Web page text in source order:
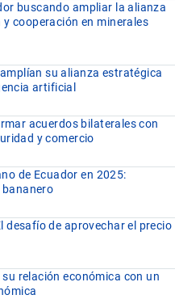
buscando ampliar la alianza
cooperación en minerales
su alianza estratégica
artificial
acuerdos bilaterales con
y comercio
de Ecuador en 2025:
bananero
desafío de aprovechar el precio
relación económica con un